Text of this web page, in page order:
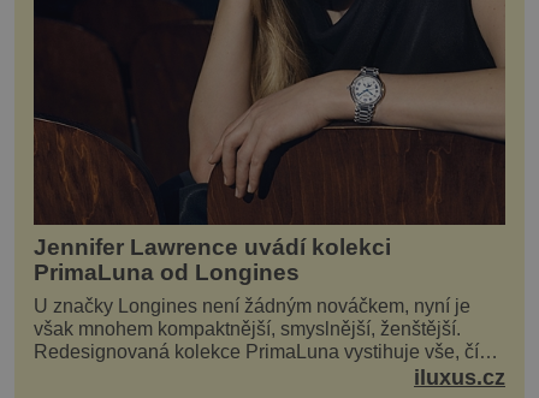
Jennifer Lawrence uvádí kolekci
PrimaLuna od Longines
U značky Longines není žádným nováčkem, nyní je
však mnohem kompaktnější, smyslnější, ženštější.
Redesignovaná kolekce PrimaLuna vystihuje vše, čím
je značka Longines dnes a čím byla i před sto dvacet...
iluxus.cz